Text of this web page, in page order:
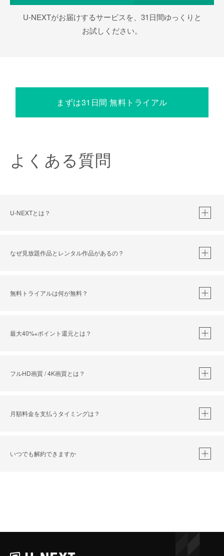
U-NEXTがお届けするサービスを、31日間ゆっくりと
お試しください。
まずは31日間 無料トライアル
よくある質問
U-NEXTとは？
なぜ見放題作品とレンタル作品があるの？
無料トライアルは何が無料？
最大40%※ポイント還元とは？
※40％ポイント還元の対象は、クレジットカード決済による作品の購入 / レンタルです。
iOSアプリのUコイン決済による作品の購入 / レンタルは、20％のポイント還元です。
フルHD画質 / 4K画質とは？
月額料金を支払うタイミングは？
いつでも解約できますか